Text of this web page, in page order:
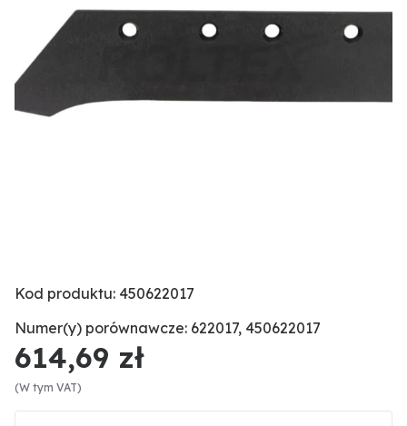
Kod produktu: 450622017
Numer(y) porównawcze: 622017, 450622017
614,69 zł
(W tym VAT)